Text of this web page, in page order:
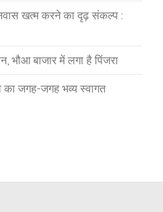
खत्म करने का दृढ़ संकल्प :
भौआ बाजार में लगा है पिंजरा
का जगह-जगह भव्य स्वागत